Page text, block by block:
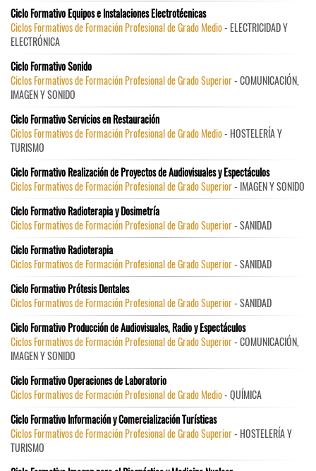
Ciclo Formativo Equipos e Instalaciones Electrotécnicas
Ciclos Formativos de Formación Profesional de Grado Medio- ELECTRICIDAD Y
ELECTRÓNICA
Ciclo Formativo Sonido
Ciclos Formativos de Formación Profesional de Grado Superior- COMUNICACIÓN,
IMAGEN Y SONIDO
Ciclo Formativo Servicios en Restauración
Ciclos Formativos de Formación Profesional de Grado Medio- HOSTELERÍA Y
TURISMO
Ciclo Formativo Realización de Proyectos de Audiovisuales y Espectáculos
Ciclos Formativos de Formación Profesional de Grado Superior- IMAGEN Y SONIDO
Ciclo Formativo Radioterapia y Dosimetría
Ciclos Formativos de Formación Profesional de Grado Superior- SANIDAD
Ciclo Formativo Radioterapia
Ciclos Formativos de Formación Profesional de Grado Superior- SANIDAD
Ciclo Formativo Prótesis Dentales
Ciclos Formativos de Formación Profesional de Grado Superior- SANIDAD
Ciclo Formativo Producción de Audiovisuales, Radio y Espectáculos
Ciclos Formativos de Formación Profesional de Grado Superior- COMUNICACIÓN,
IMAGEN Y SONIDO
Ciclo Formativo Operaciones de Laboratorio
Ciclos Formativos de Formación Profesional de Grado Medio- QUÍMICA
Ciclo Formativo Información y Comercialización Turísticas
Ciclos Formativos de Formación Profesional de Grado Superior- HOSTELERÍA Y
TURISMO